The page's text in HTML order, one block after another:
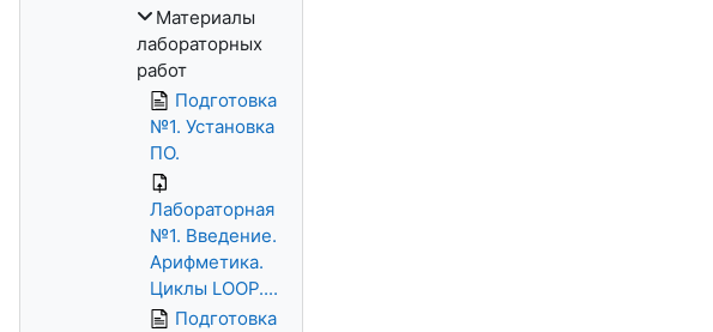
Материалы
лабораторных
работ
Подготовка
№1. Установка
ПО.
Лабораторная
№1. Введение.
Арифметика.
Циклы LOOP....
Подготовка